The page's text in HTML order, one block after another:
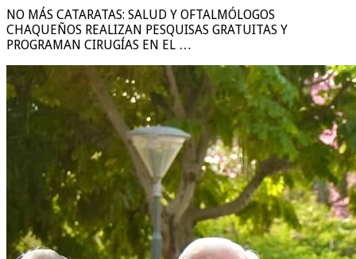
NO MÁS CATARATAS: SALUD Y OFTALMÓLOGOS
CHAQUEÑOS REALIZAN PESQUISAS GRATUITAS Y
PROGRAMAN CIRUGÍAS EN EL …